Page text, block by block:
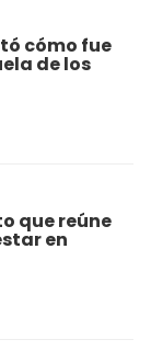
cómo fue
de los
que reúne
en